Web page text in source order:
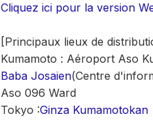
Cliquez ici pour la version
[Principaux lieux de
Kumamoto : Aéroport Aso
Baba Josaien(Centre
Aso 096 Ward
Tokyo :Ginza Kumamotokan